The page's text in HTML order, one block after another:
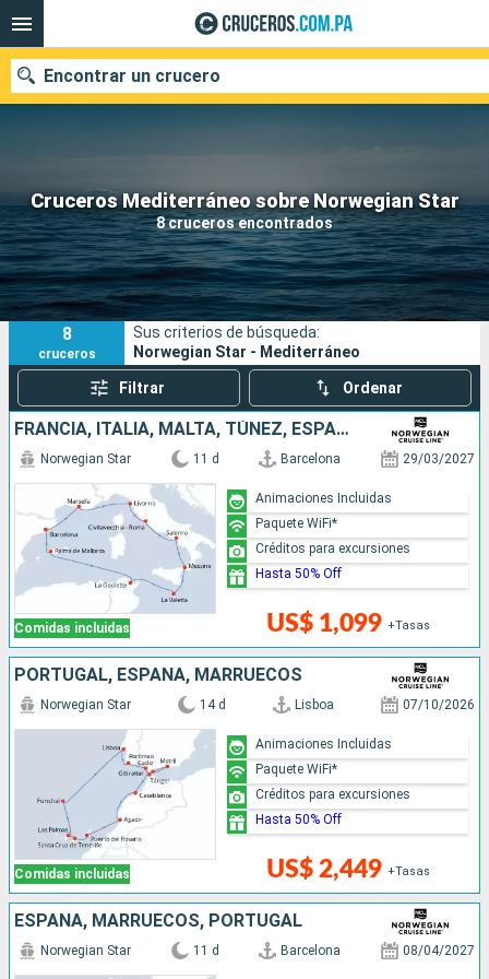
Cruceros Mediterráneo sobre Norwegian Star
8 cruceros encontrados
Encontrar un crucero
Nuestros destinos
Fecha de salida
Puertos Compañías
Buscar
8
cruceros
Sus criterios de búsqueda:
Norwegian Star - Mediterráneo
Filtrar Ordenar
FRANCIA, ITALIA, MALTA, TÚNEZ, ESPAÑA
Comidas incluidas
Norwegian Star 11 d Barcelona 29/03/2027
US$ 1,099 +Tasas
Animaciones Incluidas
Paquete WiFi*
Créditos para excursiones
Hasta 50% Off
PORTUGAL, ESPAÑA, MARRUECOS
Comidas incluidas
Norwegian Star 14 d Lisboa 07/10/2026
US$ 2,449 +Tasas
Animaciones Incluidas
Paquete WiFi*
Créditos para excursiones
Hasta 50% Off
ESPAÑA, MARRUECOS, PORTUGAL
Norwegian Star 11 d Barcelona 08/04/2027